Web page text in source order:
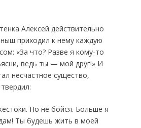
Алексей действи­тельно
приходил к нему каждую
«За что? Разве я кому-то
ведь ты — мой друг!» И
несчастное существо,
Но не бойся. Больше я
Ты будешь жить в моей